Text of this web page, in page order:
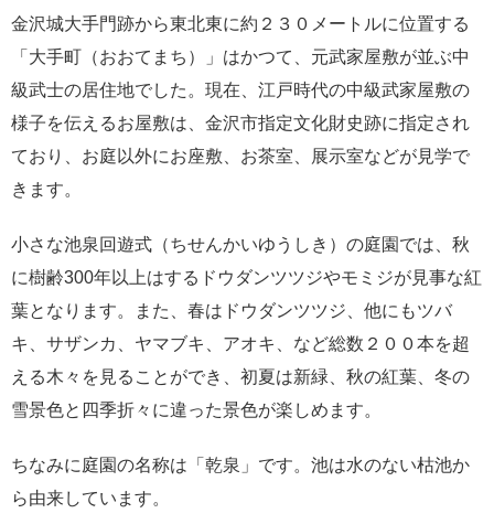
金沢城大手門跡から東北東に約２３０メートルに位置する
「大手町（おおてまち）」はかつて、元武家屋敷が並ぶ中
級武士の居住地でした。現在、江戸時代の中級武家屋敷の
様子を伝えるお屋敷は、金沢市指定文化財史跡に指定され
ており、お庭以外にお座敷、お茶室、展示室などが見学で
きます。
小さな池泉回遊式（ちせんかいゆうしき）の庭園では、秋
に樹齢300年以上はするドウダンツツジやモミジが見事な紅
葉となります。また、春はドウダンツツジ、他にもツバ
キ、サザンカ、ヤマブキ、アオキ、など総数２００本を超
える木々を見ることができ、初夏は新緑、秋の紅葉、冬の
雪景色と四季折々に違った景色が楽しめます。
ちなみに庭園の名称は「乾泉」です。池は水のない枯池か
ら由来しています。